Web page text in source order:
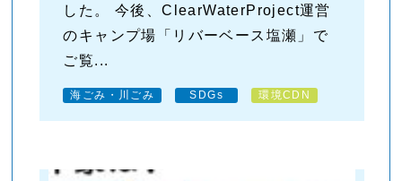
した。 今後、ClearWaterProject運営
のキャンプ場「リバーベース塩瀬」で
ご覧...
海ごみ・川ごみ SDGs 環境CDN